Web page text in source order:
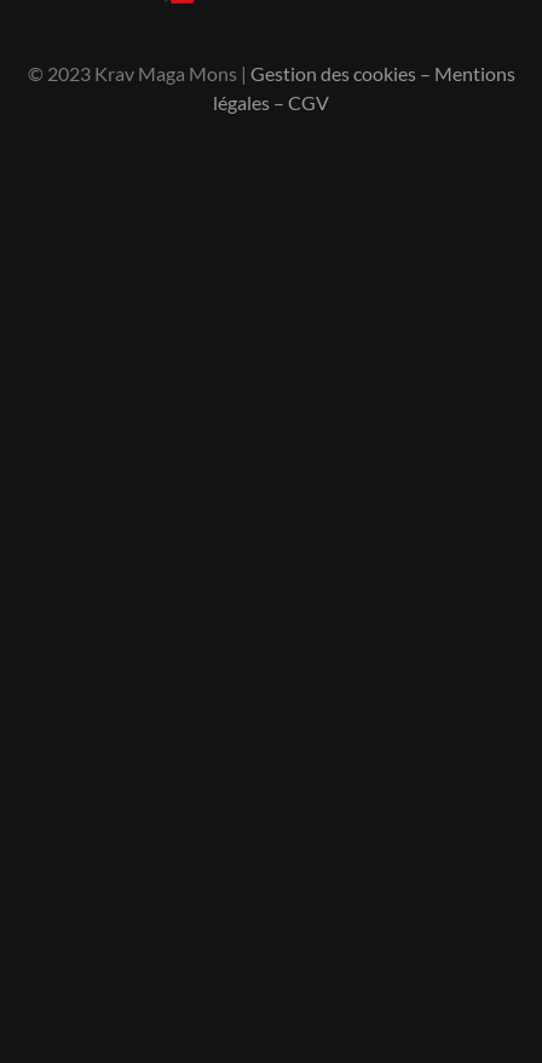
© 2023 Krav Maga Mons | Gestion des cookies– Mentions
légales – CGV